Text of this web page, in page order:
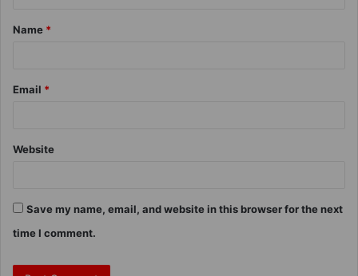
Name *
Email *
Website
Save my name, email, and website in this browser for the next
time I comment.